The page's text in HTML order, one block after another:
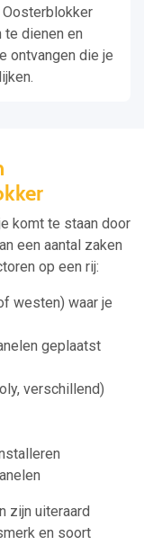
Oosterblokker
te dienen en
ontvangen die je
komt te staan door
een aantal zaken
op een rij:
westen) waar je
geplaatst
verschillend)
zijn uiteraard
en soort